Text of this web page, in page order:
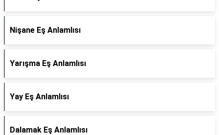
Nişane Eş Anlamlısı
Yarışma Eş Anlamlısı
Yay Eş Anlamlısı
Dalamak Eş Anlamlısı